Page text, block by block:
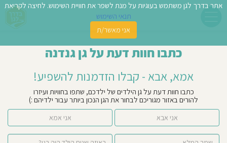
כתבו חוות דעת על גן גנדנה
אמא, אבא - קבלו הזדמנות להשפיע!
כתבו חוות דעת על גן הילדים של ילדכם, שתפו בחוויות ועיזרו
להורים באזור מגוריכם לבחור את הגן הנכון ביותר עבור ילדיהם :)
אני אמא אני אבא
אתר בדרך לגן משתמש בעוגיות על מנת לשפר את חוויית השימוש. לחיצה לקריאת
תנאי השימוש
אני מאשר/ת